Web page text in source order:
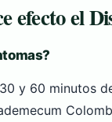
efecto el
y 60 minutos